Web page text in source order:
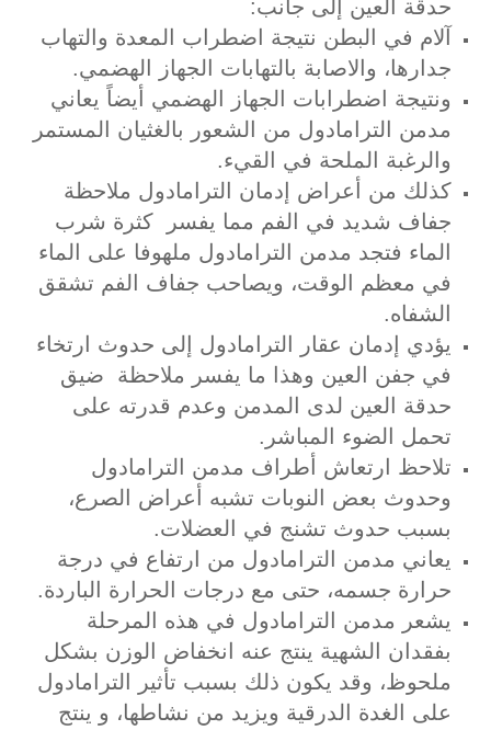
حدقة العين إلى جانب:
آلام في البطن نتيجة اضطراب المعدة والتهاب
جدارها، والاصابة بالتهابات الجهاز الهضمي.
ونتيجة اضطرابات الجهاز الهضمي أيضاً يعاني
مدمن الترامادول من الشعور بالغثيان المستمر
والرغبة الملحة في القيء.
كذلك من أعراض إدمان الترامادول ملاحظة
جفاف شديد في الفم مما يفسر كثرة شرب
الماء فتجد مدمن الترامادول ملهوفا على الماء
في معظم الوقت، ويصاحب جفاف الفم تشقق
الشفاه.
يؤدي إدمان عقار الترامادول إلى حدوث ارتخاء
في جفن العين وهذا ما يفسر ملاحظة ضيق
حدقة العين لدى المدمن وعدم قدرته على
تحمل الضوء المباشر.
تلاحظ ارتعاش أطراف مدمن الترامادول
وحدوث بعض النوبات تشبه أعراض الصرع،
بسبب حدوث تشنج في العضلات.
يعاني مدمن الترامادول من ارتفاع في درجة
حرارة جسمه، حتى مع درجات الحرارة الباردة.
يشعر مدمن الترامادول في هذه المرحلة
بفقدان الشهية ينتج عنه انخفاض الوزن بشكل
ملحوظ، وقد يكون ذلك بسبب تأثير الترامادول
على الغدة الدرقية ويزيد من نشاطها، و ينتج